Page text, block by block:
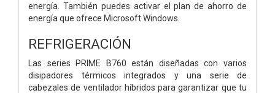
energía. También puedes activar el plan de ahorro de
energía que ofrece Microsoft Windows.
REFRIGERACIÓN
Las series PRIME B760 están diseñadas con varios
disipadores térmicos integrados y una serie de
cabezales de ventilador híbridos para garantizar que tu